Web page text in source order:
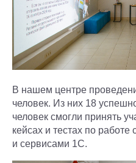
В нашем центре
человек. Из них 18
человек смогли принять
кейсах и тестах по
и сервисами 1С.